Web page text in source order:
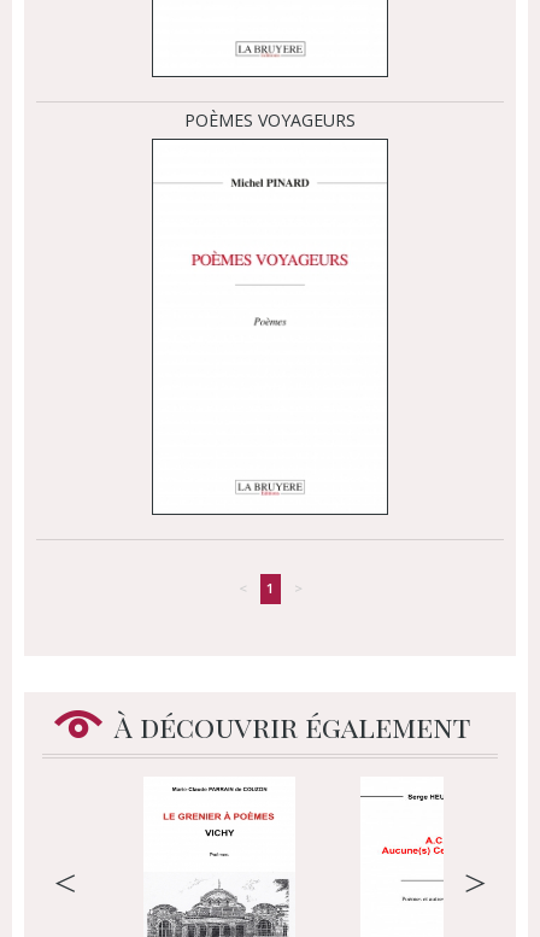
POÈMES VOYAGEURS
< 1 >
À découvrir également
< >